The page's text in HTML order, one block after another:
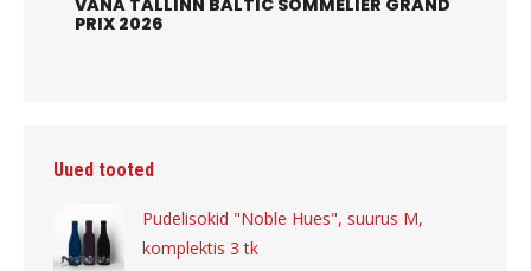
VANA TALLINN BALTIC SOMMELIER GRAND
PRIX 2026
Uued tooted
Pudelisokid "Noble Hues", suurus M,
komplektis 3 tk